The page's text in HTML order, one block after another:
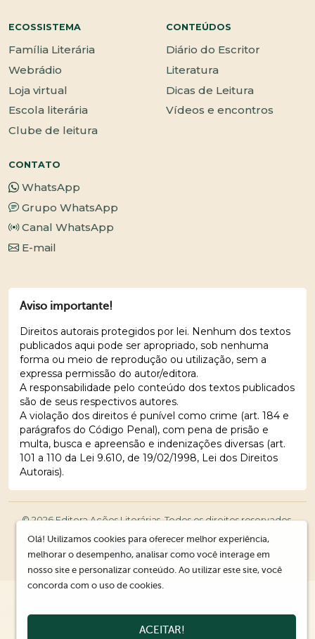
ECOSSISTEMA
Família Literária
Webrádio
Loja virtual
Escola literária
Clube de leitura
CONTEÚDOS
Diário do Escritor
Literatura
Dicas de Leitura
Vídeos e encontros
CONTATO
WhatsApp
Grupo WhatsApp
Canal WhatsApp
E-mail
Aviso importante!
Direitos autorais protegidos por lei. Nenhum dos textos
publicados aqui pode ser apropriado, sob nenhuma
forma ou meio de reprodução ou utilização, sem a
expressa permissão do autor/editora.
A responsabilidade pelo conteúdo dos textos publicados
são de seus respectivos autores.
A violação dos direitos é punível como crime (art. 184 e
parágrafos do Código Penal), com pena de prisão e
multa, busca e apreensão e indenizações diversas (art.
101 a 110 da Lei 9.610, de 19/02/1998, Lei dos Direitos
Autorais).
© 2026 Editora Ações Literárias. Todos os direitos reservados.
Olá! Utilizamos cookies para oferecer melhor experiência,
melhorar o desempenho, analisar como você interage em
nosso site e personalizar conteúdo. Ao utilizar este site, você
concorda com o uso de cookies.
ACEITAR!